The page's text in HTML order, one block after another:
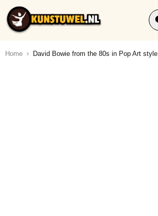
Ga naar de inhoud
Home David Bowie from the 80s in Pop Art style